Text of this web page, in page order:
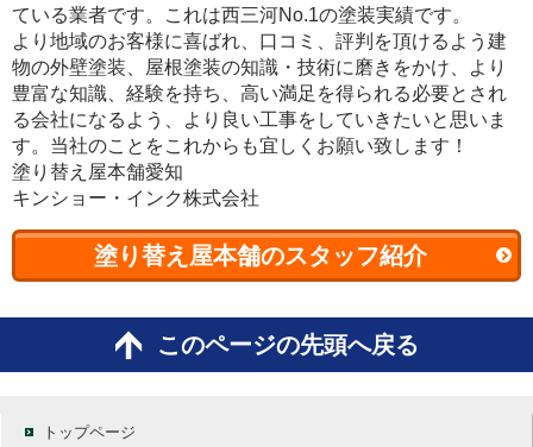
ている業者です。これは西三河No.1の塗装実績です。
より地域のお客様に喜ばれ、口コミ、評判を頂けるよう建
物の外壁塗装、屋根塗装の知識・技術に磨きをかけ、より
豊富な知識、経験を持ち、高い満足を得られる必要とされ
る会社になるよう、より良い工事をしていきたいと思いま
す。当社のことをこれからも宜しくお願い致します！
塗り替え屋本舗愛知
キンショー・インク株式会社
塗り替え屋本舗のスタッフ紹介
このページの先頭へ戻る
トップページ